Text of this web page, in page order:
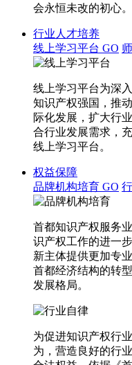
会永恒未改的初心。
行业人才培养
线上学习平台 GO
线上学习平台为深
知识产权强国，推
际化发展，扩大行
合行业发展需求，
线上学习平台。
权益保障
品牌机构培育 GO
首都知识产权服务
识产权工作的进一
新主体提供更加专
首都经济结构的转
发展格局。
为促进知识产权行
为，营造良好的行